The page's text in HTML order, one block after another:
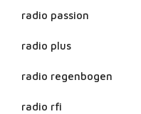
radio passion
radio plus
radio regenbogen
radio rfi